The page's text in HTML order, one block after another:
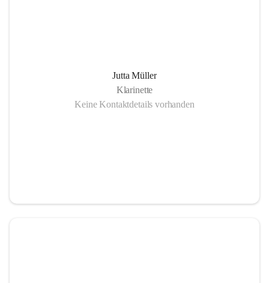
Jutta Müller
Klarinette
Keine Kontaktdetails vorhanden